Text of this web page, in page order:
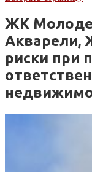
ЖК
Акварели,
риски при